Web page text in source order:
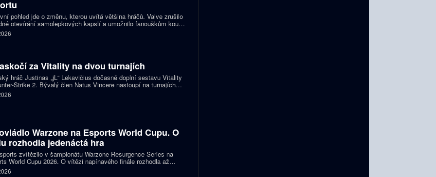
pohled jde o změnu, kterou uvítá většina hráčů. Valve zrušilo
otevírání samolepkových kapslí a umožnilo fanouškům koupit
samolepku svého oblíbeného týmu nebo hráče. Podle řady
ale nový systém dramaticky snižuje jejich příjmy a může
za Vitality na dvou turnajích
hráč Justinas „jL“ Lekavičius dočasně doplní sestavu Vitality
Strike 2. Bývalý člen Natus Vincere nastoupí na turnajích
Open Porto a PGL Masters Bucharest.
Warzone na Esports World Cupu. O
rozhodla jedenáctá hra
zvítězilo v šampionátu Warzone Resurgence Series na
World Cupu 2026. O vítězi napínavého finále rozhodla až
hra, do které vstupovalo s šancí na titul hned pět týmů.